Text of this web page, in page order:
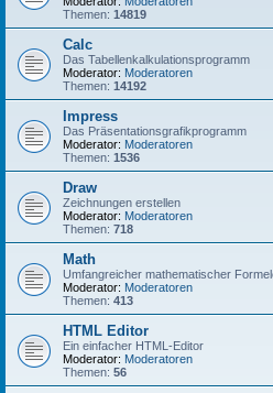
Themen: 14819
Calc
Das Tabellenkalkulationsprogramm
Moderator: Moderatoren
Themen: 14192
Impress
Das Präsentationsgrafikprogramm
Moderator: Moderatoren
Themen: 1536
Draw
Zeichnungen erstellen
Moderator: Moderatoren
Themen: 718
Math
Umfangreicher mathematischer
Moderator: Moderatoren
Themen: 413
HTML Editor
Ein einfacher HTML-Editor
Moderator: Moderatoren
Themen: 56